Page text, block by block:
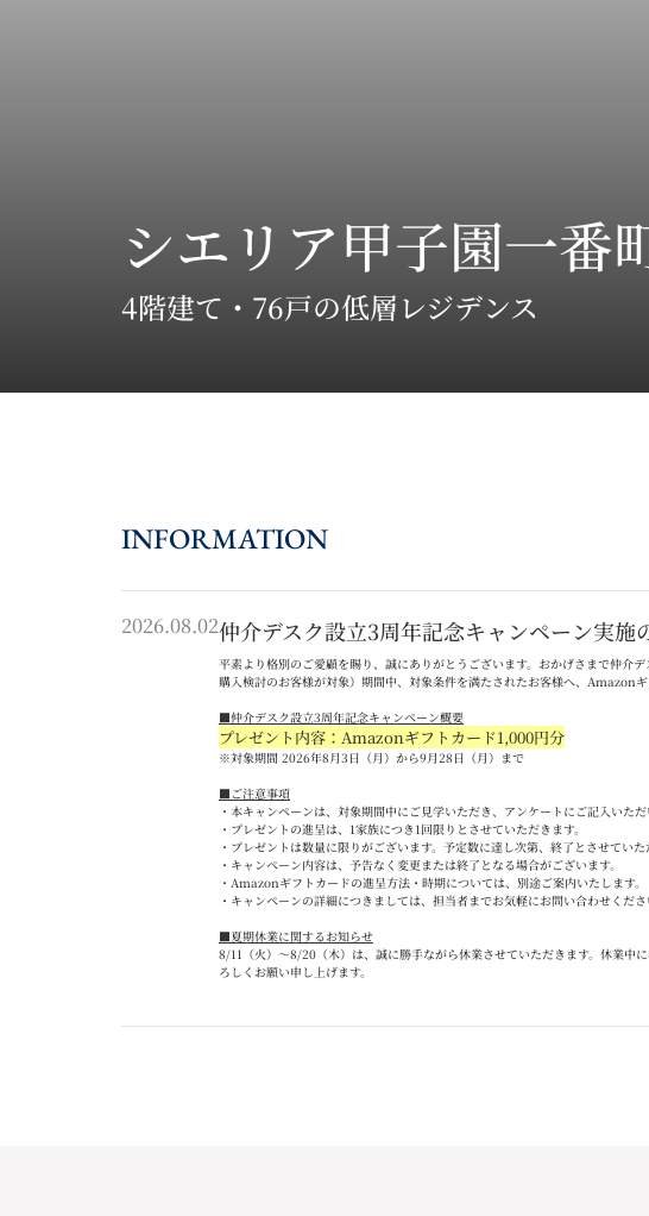
シエリア甲子園一番
4階建て・76戸の低層レジデンス
INFORMATION
2026.08.02仲介デスク設立3周年記念キャンペーン実施
平素より格別のご愛顧を賜り、誠にありがとうございます。おかげさまで仲介デ
購入検討のお客様が対象）期間中、対象条件を満たされたお客様へ、 Amazon
■仲介デスク設立3周年記念キャンペーン概要
プレゼント内容：Amazonギフトカード1,000円分
※対象期間 2026年8月3 日（月）から9月28 日（月）まで
■ ご注意事項
・本キャンペーンは、対象期間中にご見学いただき、アンケートにご記入いただ
・プレゼントの進呈は、 1家族につき1回限りとさせていただきます。
・プレゼントは数量に限りがございます。予定数に達し次第、終了とさせていた
・キャンペーン内容は、予告なく変更または終了となる場合がございます。
・ Amazonギフトカードの進呈方法・時期については、別途ご案内いたします。
・キャンペーンの詳細につきましては、担当者までお気軽にお問い合わせくださ
■夏期休業に関するお知らせ
8/11 （火）～8/20 （木）は、誠に勝手ながら休業させていただきます。休業中
ろしくお願い申し上げます。